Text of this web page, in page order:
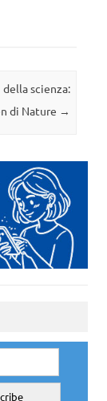
scienza:
di Nature →